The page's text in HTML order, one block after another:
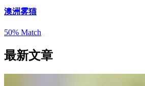
澳洲雾猫
50% Match
最新文章